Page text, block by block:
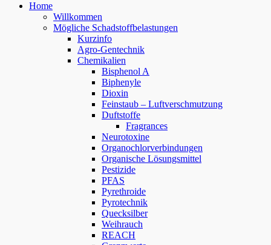
Home
Willkommen
Mögliche Schadstoffbelastungen
Kurzinfo
Agro-Gentechnik
Chemikalien
Bisphenol A
Biphenyle
Dioxin
Feinstaub – Luftverschmutzung
Duftstoffe
Fragrances
Neurotoxine
Organochlorverbindungen
Organische Lösungsmittel
Pestizide
PFAS
Pyrethroide
Pyrotechnik
Quecksilber
Weihrauch
REACH